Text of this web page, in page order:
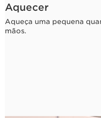
Aquecer
Aqueça uma pequena
mãos.